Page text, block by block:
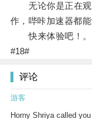
无论你是正在观
作，哔咔加速器都
快来体验吧！。
#18#
评论
游客
Horny Shriya called you